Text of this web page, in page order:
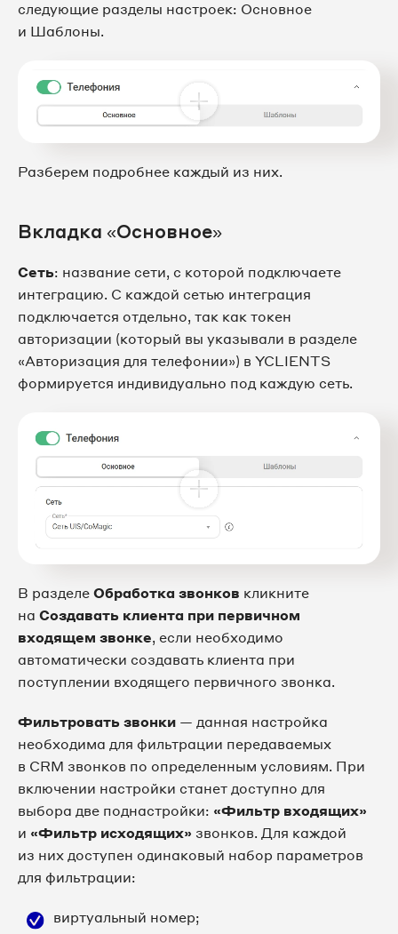
следующие разделы настроек: Основное
и Шаблоны.
Разберем подробнее каждый из них.
Вкладка «Основное»
Сеть: название сети, с которой подключаете
интеграцию. С каждой сетью интеграция
подключается отдельно, так как токен
авторизации (который вы указывали в разделе
«Авторизация для телефонии») в YCLIENTS
формируется индивидуально под каждую сеть.
В разделе Обработка звонков кликните
на Создавать клиента при первичном
входящем звонке, если необходимо
автоматически создавать клиента при
поступлении входящего первичного звонка.
Фильтровать звонки — данная настройка
необходима для фильтрации передаваемых
в CRM звонков по определенным условиям. При
включении настройки станет доступно для
выбора две поднастройки: «Фильтр входящих»
и «Фильтр исходящих» звонков. Для каждой
из них доступен одинаковый набор параметров
для фильтрации:
виртуальный номер;